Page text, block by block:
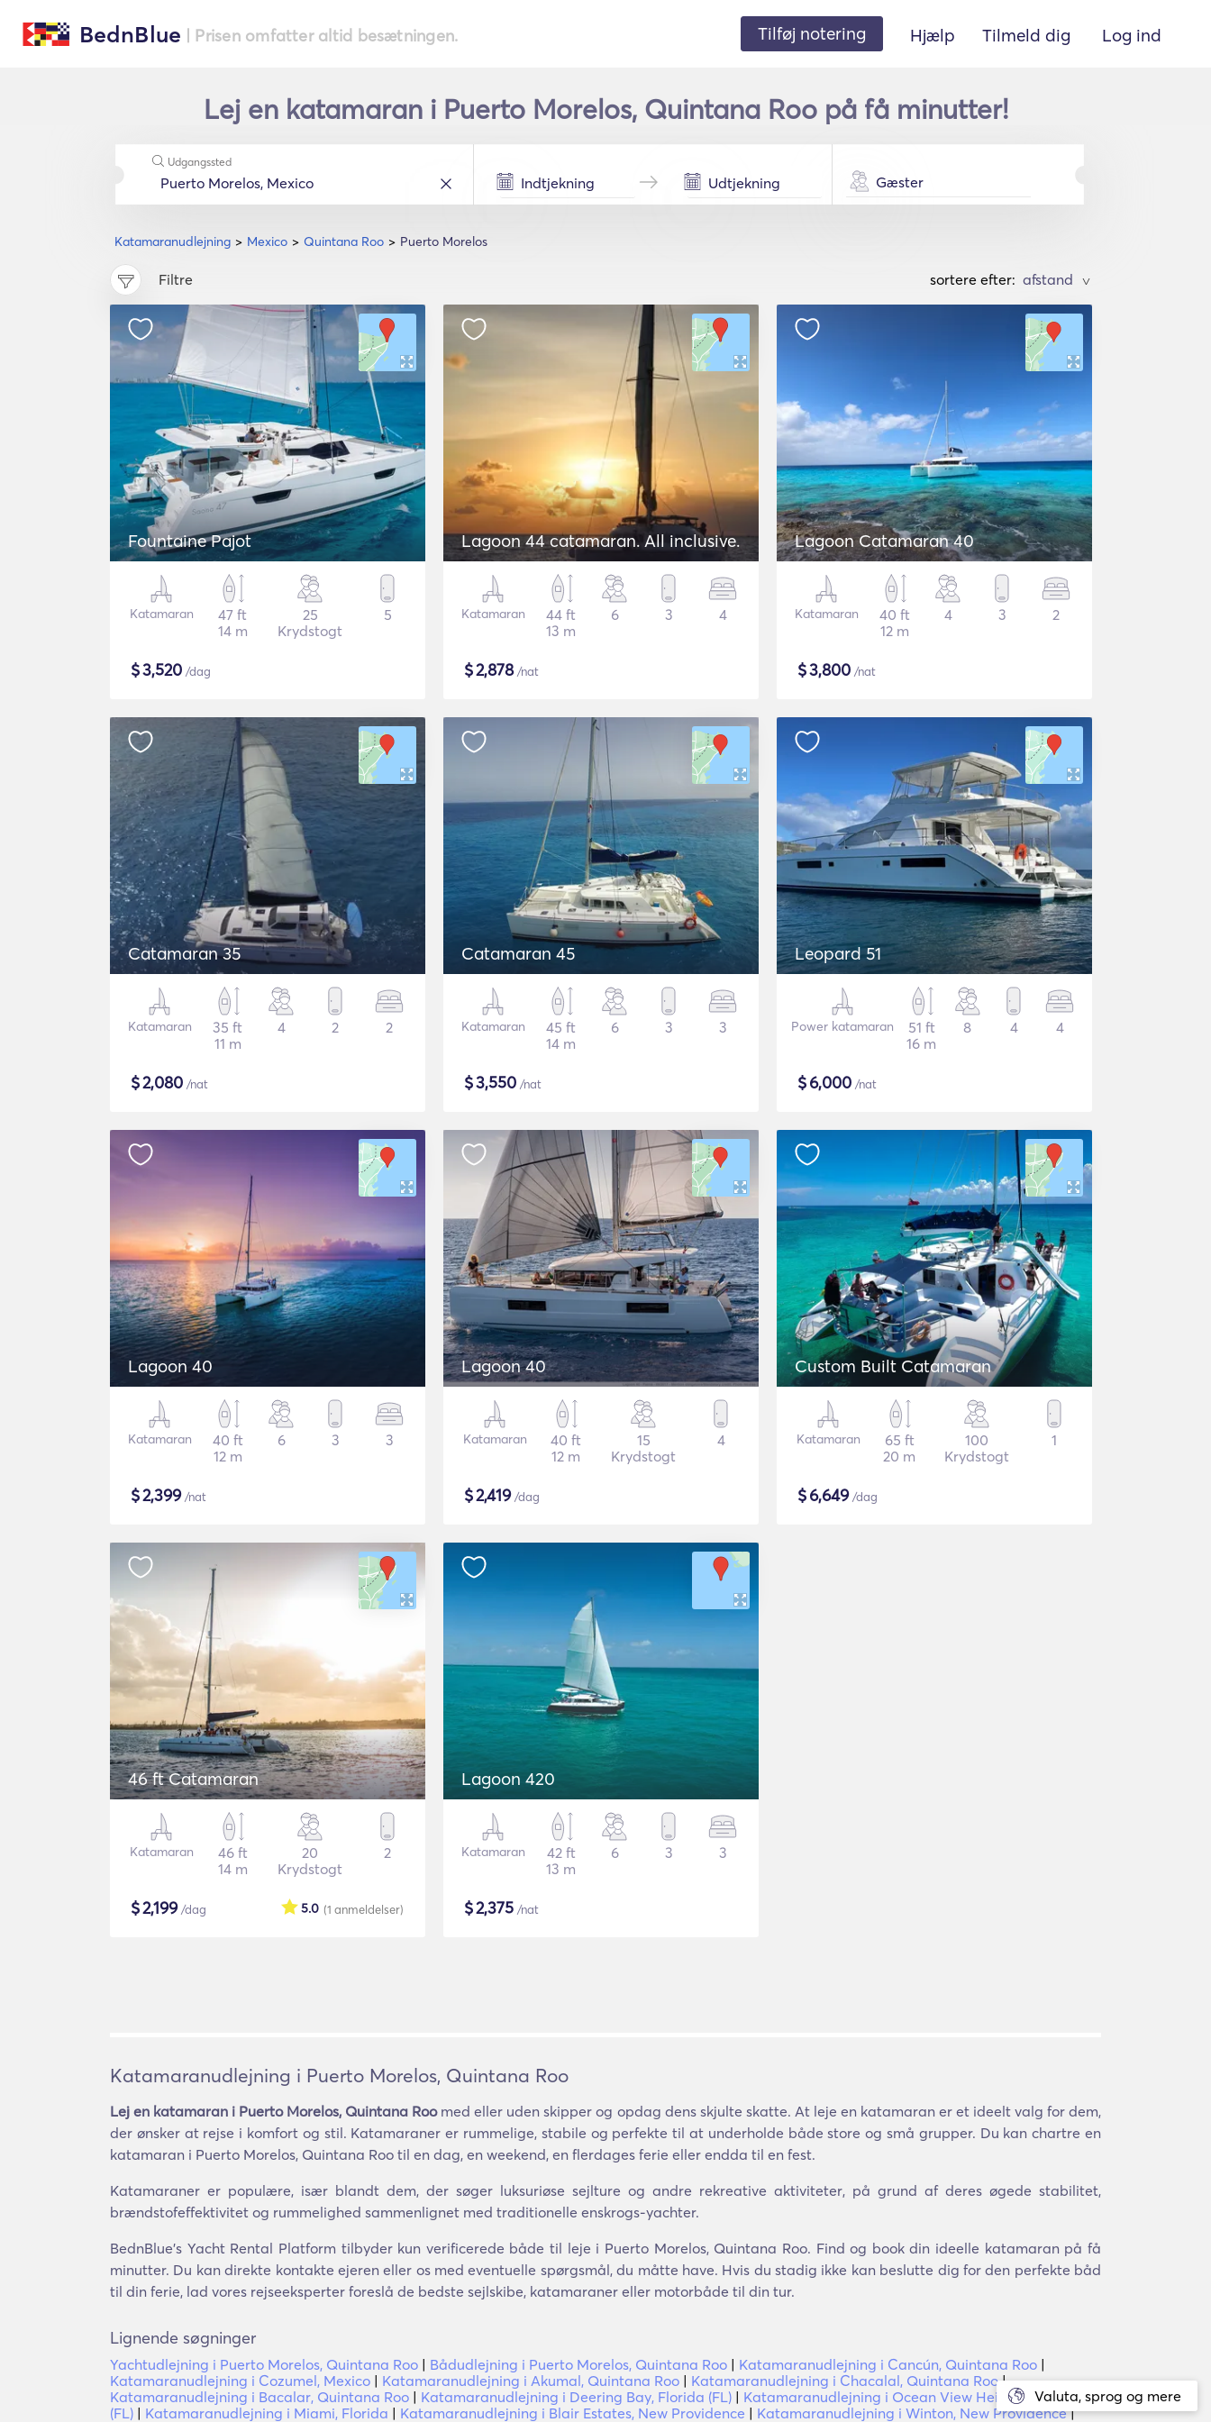
BednBlue | Prisen omfatter altid besætningen. Tilføj notering Hjælp Tilmeld dig Log ind
Lej en katamaran i Puerto Morelos, Quintana Roo på få minutter!
Katamaranudlejning Mexico Quintana Roo Puerto Morelos
Udgangssted
Gæster
Filtre sortere efter: >
Fountaine Pajot
Katamaran
47 ft
14 m
25
Krydstogt
5
$3,520 /dag
Lagoon 44 catamaran. All inclusive.
Katamaran
44 ft
13 m
6 3 4
$2,878/nat
Lagoon Catamaran 40
Katamaran
40 ft
12 m
4 3 2
$3,800 /nat
Catamaran 35
Katamaran
35 ft
11 m
4 2 2
$2,080 /nat
Catamaran 45
Katamaran
45 ft
14 m
6 3 3
$3,550 /nat
Leopard 51
Power katamaran
51 ft
16 m
8 4 4
$6,000 /nat
Lagoon 40
Katamaran
40 ft
12 m
6 3 3
$2,399/nat
Lagoon 40
Katamaran
40 ft
12 m
15
Krydstogt
4
$2,419/dag
Custom Built Catamaran
Katamaran
65 ft
20 m
100
Krydstogt
1
$6,649/dag
46 ft Catamaran
Katamaran
46 ft
14 m
20
Krydstogt
2
$2,199/dag (1 anmeldelser)
5.0
Lagoon 420
Katamaran
42 ft
13 m
6 3 3
$2,375 /nat
Valuta, sprog og mere
Katamaranudlejning i Puerto Morelos, Quintana Roo
Lej en katamaran i Puerto Morelos, Quintana Roomed eller uden skipper og opdag dens skjulte skatte. At leje en katamaran er et ideelt valg for dem,
der ønsker at rejse i komfort og stil. Katamaraner er rummelige, stabile og perfekte til at underholde både store og små grupper. Du kan chartre en
katamaran i Puerto Morelos, Quintana Roo til en dag, en weekend, en flerdages ferie eller endda til en fest.
Katamaraner er populære, især blandt dem, der søger luksuriøse sejlture og andre rekreative aktiviteter, på grund af deres øgede stabilitet,
brændstofeffektivitet og rummelighed sammenlignet med traditionelle enskrogs-yachter.
BednBlue's Yacht Rental Platform tilbyder kun verificerede både til leje i Puerto Morelos, Quintana Roo. Find og book din ideelle katamaran på få
minutter. Du kan direkte kontakte ejeren eller os med eventuelle spørgsmål, du måtte have. Hvis du stadig ikke kan beslutte dig for den perfekte båd
til din ferie, lad vores rejseeksperter foreslå de bedste sejlskibe, katamaraner eller motorbåde til din tur.
Lignende søgninger
Yachtudlejning i Puerto Morelos, Quintana Roo | Bådudlejning i Puerto Morelos, Quintana Roo | Katamaranudlejning i Cancún, Quintana Roo |
Katamaranudlejning i Cozumel, Mexico | Katamaranudlejning i Akumal, Quintana Roo | Katamaranudlejning i Chacalal, Quintana Roo|
Katamaranudlejning i Bacalar, Quintana Roo | Katamaranudlejning i Deering Bay, Florida (FL) | Katamaranudlejning i Ocean View Heights, Florida
(FL) | Katamaranudlejning i Miami, Florida | Katamaranudlejning i Blair Estates, New Providence | Katamaranudlejning i Winton, New Providence|